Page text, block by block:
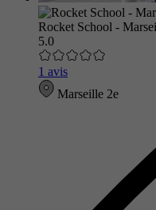
Rocket School -
5.0
1 avis
Marseille 2e